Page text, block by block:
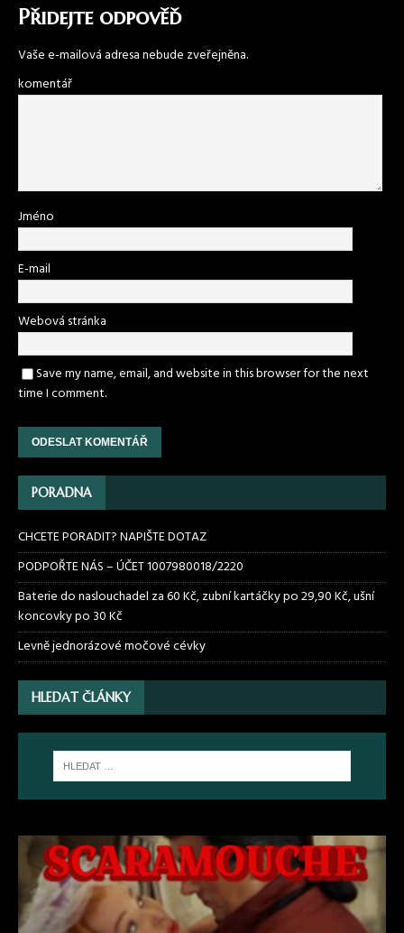
Přidejte odpověď
Vaše e-mailová adresa nebude zveřejněna.
komentář
Jméno
E-mail
Webová stránka
Save my name, email, and website in this browser for the next
time I comment.
PORADNA
CHCETE PORADIT? NAPIŠTE DOTAZ
PODPOŘTE NÁS – ÚČET 1007980018/2220
Baterie do naslouchadel za 60 Kč, zubní kartáčky po 29,90 Kč, ušní
koncovky po 30 Kč
Levně jednorázové močové cévky
HLEDAT ČLÁNKY